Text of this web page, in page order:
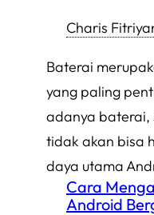
Charis
Baterai
yang paling
adanya baterai,
tidak akan bisa
daya utama
Cara
Android